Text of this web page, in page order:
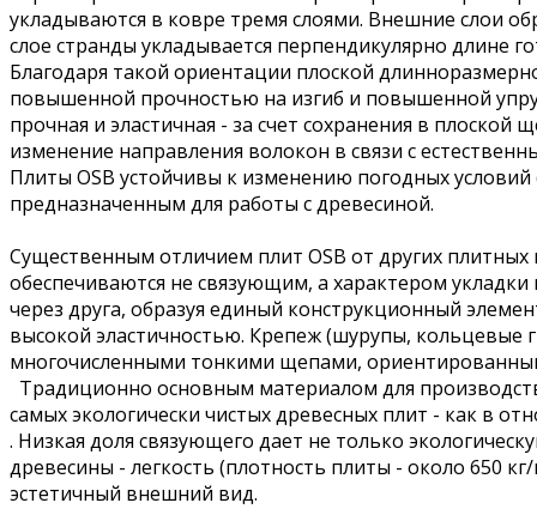
укладываются в ковре тремя слоями. Внешние слои
слое странды укладывается перпендикулярно длине
Благодаря такой ориентации плоской
повышенной прочностью на изгиб и повышенной
прочная и эластичная - за счет сохранения в плоской
изменение направления волокон в связи с
Плиты OSB устойчивы к изменению погодных
предназначенным для работы с древесиной.
Существенным отличием плит OSB от других
обеспечиваются не связующим, а характером
через друга, образуя единый конструкционный
высокой эластичностью. Крепеж (шурупы, кольцевые
многочисленными тонкими щепами,
Традиционно основным материалом для
самых экологически чистых древесных плит - как в
. Низкая доля связующего дает не только
древесины - легкость (плотность плиты - около 650
эстетичный внешний вид.